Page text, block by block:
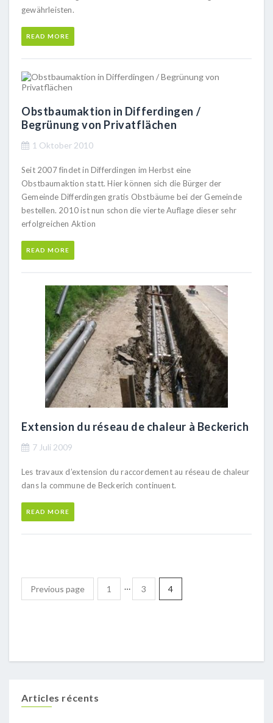
gewährleisten.
READ MORE
Obstbaumaktion in Differdingen /
Begrünung von Privatflächen
1 Oktober 2010
Seit 2007 findet in Differdingen im Herbst eine
Obstbaumaktion statt. Hier können sich die Bürger der
Gemeinde Differdingen gratis Obstbäume bei der Gemeinde
bestellen. 2010 ist nun schon die vierte Auflage dieser sehr
erfolgreichen Aktion
READ MORE
Extension du réseau de chaleur à Beckerich
7 Juli 2009
Les travaux d’extension du raccordement au réseau de chaleur
dans la commune de Beckerich continuent.
READ MORE
Previous page 1 … 3 4
Articles récents